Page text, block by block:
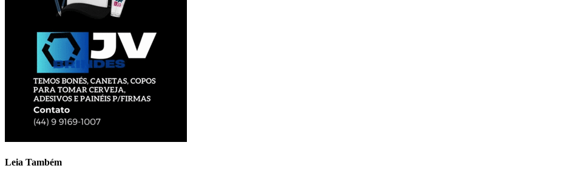
Leia Também